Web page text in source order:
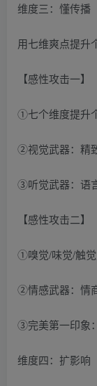
维度三：懂传播
用七维爽点提升
【感性攻击一】
①七个维度提升
②视觉武器：精
③听觉武器：语
【感性攻击二】
①嗅觉/味觉/触
②情感武器：情
③完美第一印象
维度四：扩影响